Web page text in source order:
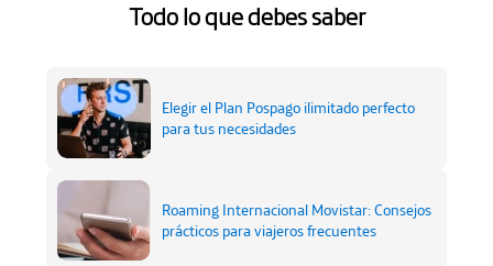
Todo lo que debes saber
Elegir el Plan Pospago ilimitado perfecto
para tus necesidades
Roaming Internacional Movistar: Consejos
prácticos para viajeros frecuentes